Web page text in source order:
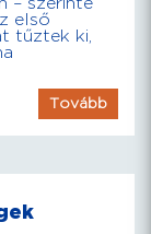
– szerinte
első
tűztek ki,
Tovább